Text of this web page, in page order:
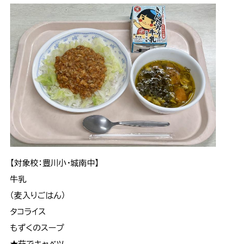
【対象校：豊川小・城南中】
牛乳
（麦入りごはん）
タコライス
もずくのスープ